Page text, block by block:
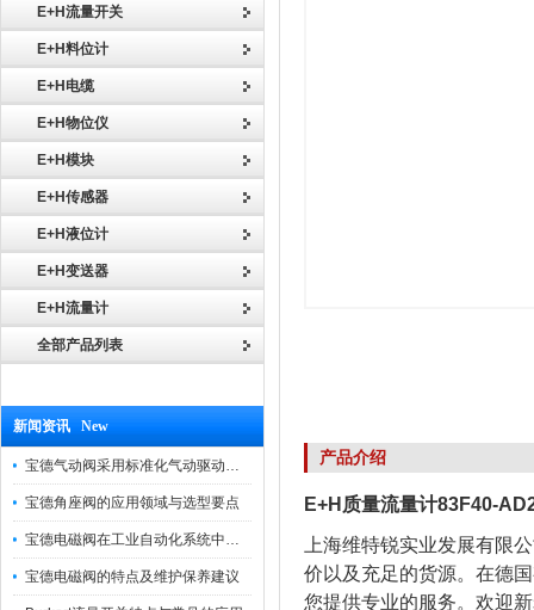
E+H流量开关
E+H料位计
E+H电缆
E+H物位仪
E+H模块
E+H传感器
E+H液位计
E+H变送器
E+H流量计
全部产品列表
新闻资讯 New
宝德气动阀采用标准化气动驱动设计，可匹配各类工业气源工况
宝德角座阀的应用领域与选型要点
宝德电磁阀在工业自动化系统中的作用
宝德电磁阀的特点及维护保养建议
产品介绍
E+H质量流量计83F40-
上海维特锐实业发展有限
价以及充足的货源。在德
您提供专业的服务。欢迎